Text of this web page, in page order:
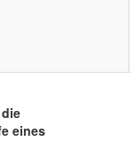
eines